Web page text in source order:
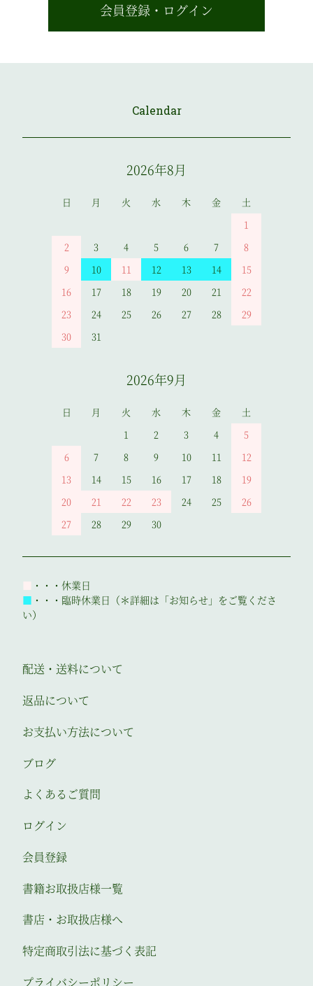
会員登録・ログイン
Calendar
2026年8月
日 月 火 水 木 金
土
1
2
3 4 5 6 7
8
9
10 11 12 13 14
15
16
17 18 19 20 21
22
23
24 25 26 27 28
29
30
31
2026年9月
日 月 火 水 木 金
土
1
2 3 4
5
6
7 8 9 10 11
12
13
14 15 16 17 18
19
20
21 22 23 24 25
26
27
28 29 30
■ ・・・休業日
■ ・・・臨時休業日（＊詳細は「お知らせ」をご覧くださ
い）
配送・送料について
返品について
お支払い方法について
ブログ
よくあるご質問
ログイン
会員登録
書籍お取扱店様一覧
書店・お取扱店様へ
特定商取引法に基づく表記
プライバシーポリシー